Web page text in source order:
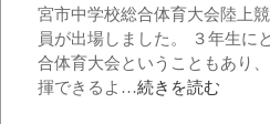
宮市中学校総合体育大会陸上
員が出場しました。 ３年生に
合体育大会ということもあり
揮できるよ…続きを読む